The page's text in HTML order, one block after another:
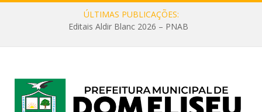
ÚLTIMAS PUBLICAÇÕES:
Editais Aldir Blanc 2026 – PNAB